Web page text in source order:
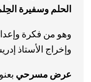
الحلم وسفيرة
وهو من فكرة
وإخراج الأستاذ
عرض مسرحي